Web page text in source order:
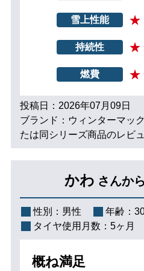
雪上性能
持続性
燃費
投稿日：2026年07月09日
ブランド：ウィンターマッ
たは同シリーズ商品のレビ
かわ さんか
性別： 男性 年齢：
タイヤ使用月数： 5ヶ月
概ね満足